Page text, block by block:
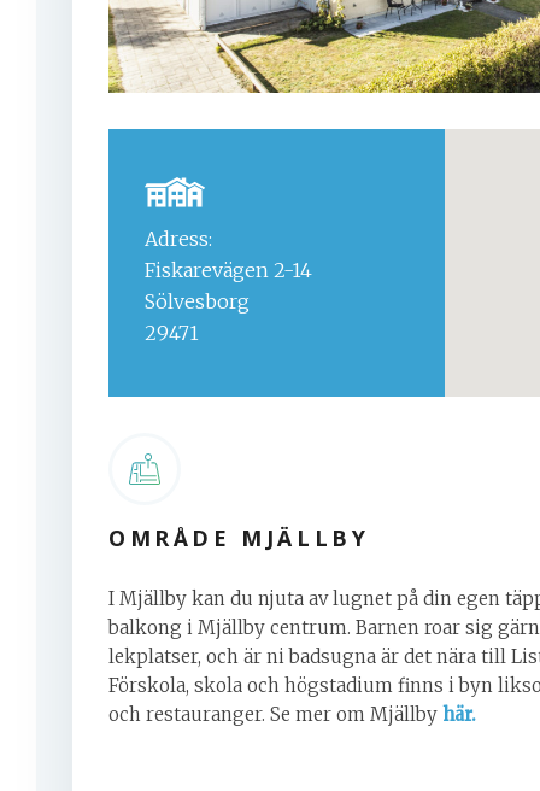
Adress:
Fiskarevägen 2-14
Sölvesborg
29471
OMRÅDE MJÄLLBY
I Mjällby kan du njuta av lugnet på din egen
balkong i Mjällby centrum. Barnen roar sig
lekplatser, och är ni badsugna är det nära till
Förskola, skola och högstadium finns i byn
och restauranger. Se mer om Mjällby här.